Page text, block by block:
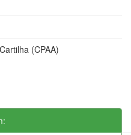
(CPAA)